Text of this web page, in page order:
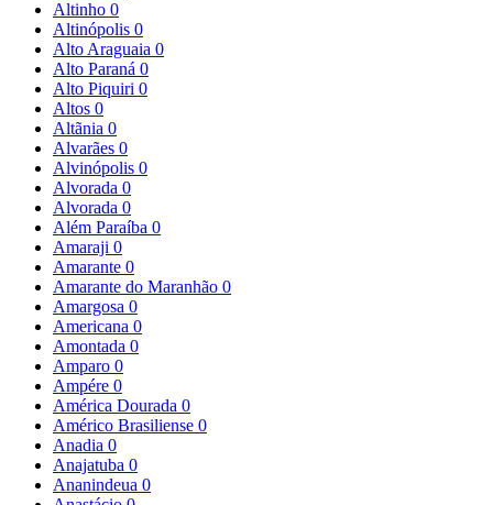
Altinho 0
Altinópolis 0
Alto Araguaia 0
Alto Paraná 0
Alto Piquiri 0
Altos 0
Altãnia 0
Alvarães 0
Alvinópolis 0
Alvorada 0
Alvorada 0
Além Paraíba 0
Amaraji 0
Amarante 0
Amarante do Maranhão 0
Amargosa 0
Americana 0
Amontada 0
Amparo 0
Ampére 0
América Dourada 0
Américo Brasiliense 0
Anadia 0
Anajatuba 0
Ananindeua 0